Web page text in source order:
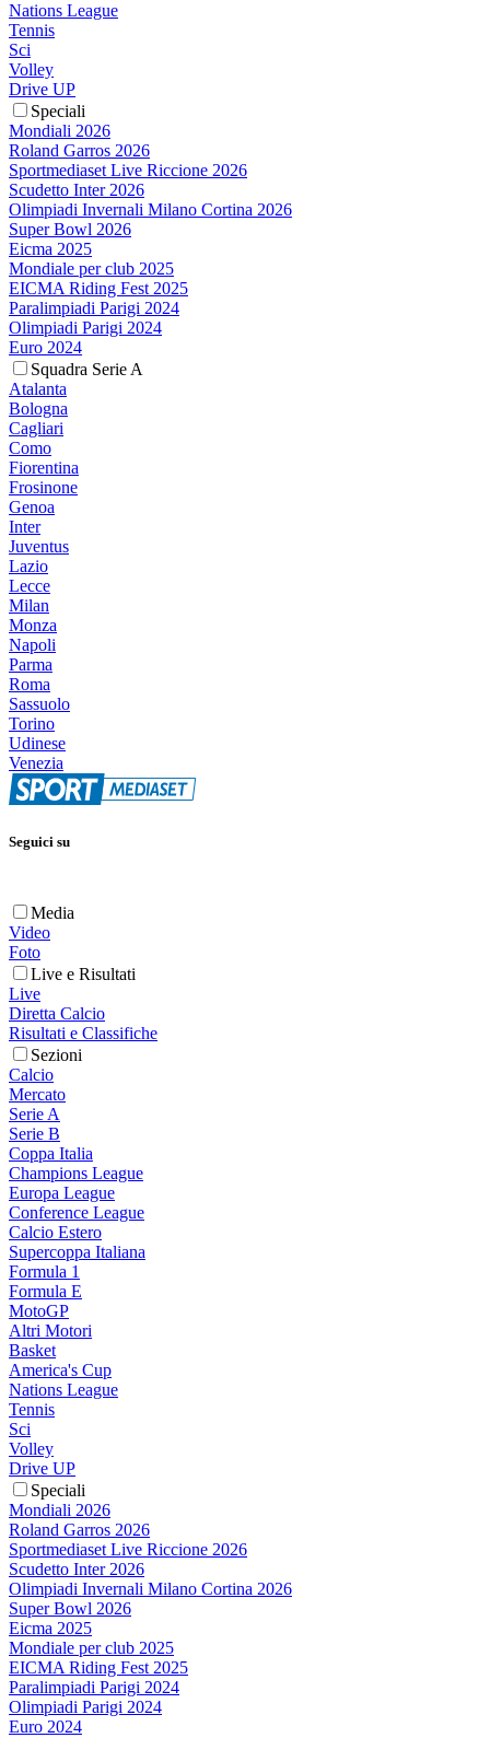
Nations League
Tennis
Sci
Volley
Drive UP
Speciali
Mondiali 2026
Roland Garros 2026
Sportmediaset Live Riccione 2026
Scudetto Inter 2026
Olimpiadi Invernali Milano Cortina 2026
Super Bowl 2026
Eicma 2025
Mondiale per club 2025
EICMA Riding Fest 2025
Paralimpiadi Parigi 2024
Olimpiadi Parigi 2024
Euro 2024
Squadra Serie A
Atalanta
Bologna
Cagliari
Como
Fiorentina
Frosinone
Genoa
Inter
Juventus
Lazio
Lecce
Milan
Monza
Napoli
Parma
Roma
Sassuolo
Torino
Udinese
Venezia
Seguici su
Media
Video
Foto
Live e Risultati
Live
Diretta Calcio
Risultati e Classifiche
Sezioni
Calcio
Mercato
Serie A
Serie B
Coppa Italia
Champions League
Europa League
Conference League
Calcio Estero
Supercoppa Italiana
Formula 1
Formula E
MotoGP
Altri Motori
Basket
America's Cup
Nations League
Tennis
Sci
Volley
Drive UP
Speciali
Mondiali 2026
Roland Garros 2026
Sportmediaset Live Riccione 2026
Scudetto Inter 2026
Olimpiadi Invernali Milano Cortina 2026
Super Bowl 2026
Eicma 2025
Mondiale per club 2025
EICMA Riding Fest 2025
Paralimpiadi Parigi 2024
Olimpiadi Parigi 2024
Euro 2024